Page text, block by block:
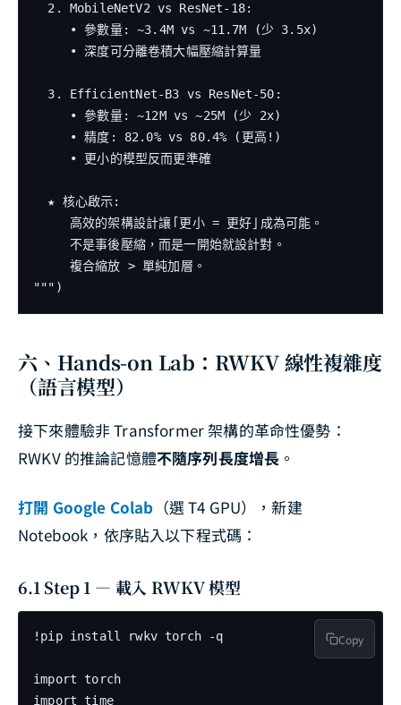
  2. MobileNetV2 vs ResNet-18:
     • 參數量: ~3.4M vs ~11.7M (少 3.5x)
     • 深度可分離卷積大幅壓縮計算量
  3. EfficientNet-B3 vs ResNet-50:
     • 參數量: ~12M vs ~25M (少 2x)
     • 精度: 82.0% vs 80.4% (更高!)
     • 更小的模型反而更準確
  ★ 核心啟示:
     高效的架構設計讓「更小 = 更好」成為可能。
     不是事後壓縮，而是一開始就設計對。
     複合縮放 > 單純加層。
六、Hands-on Lab：RWKV 線性複雜度
（語言模型）
接下來體驗非 Transformer 架構的革命性優勢：
RWKV 的推論記憶體不隨序列長度增長 。
打開 Google Colab （選 T4 GPU），新建
Notebook，依序貼入以下程式碼：
6.1 Step 1 — 載入 RWKV 模型
!pip install rwkv torch -q
import torch
import time
Copy